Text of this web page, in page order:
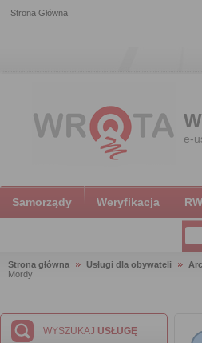
Strona Główna
e-
Samorządy Weryfikacja
Strona główna Usługi dla obywateli
Mordy
WYSZUKAJ USŁUGĘ